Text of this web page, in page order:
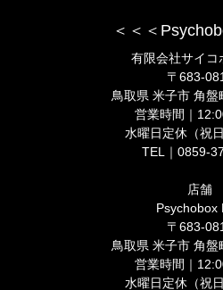
＜＜＜
有限会社サイコ
〒683-
鳥取県 米子市 角盤
営業時間｜
水曜日定休（祝
TEL｜0859-
店舗
Psychobox
〒683-
鳥取県 米子市 角盤
営業時間｜
水曜日定休（祝